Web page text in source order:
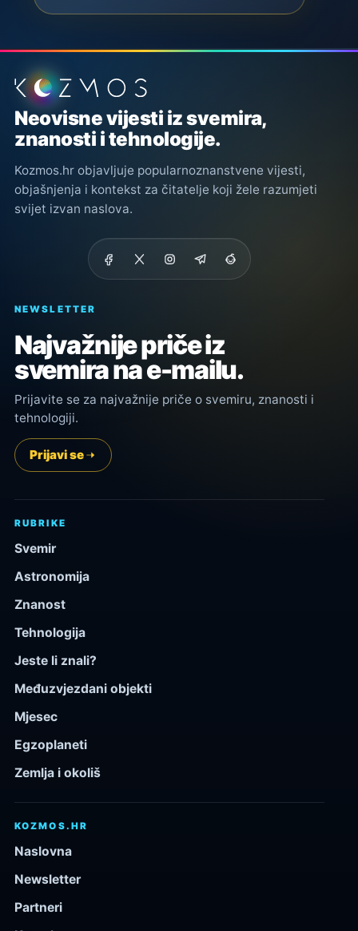
Podnožje stranice
Neovisne vijesti iz svemira,
znanosti i tehnologije.
Kozmos.hr objavljuje popularnoznanstvene vijesti,
objašnjenja i kontekst za čitatelje koji žele razumjeti
svijet izvan naslova.
NEWSLETTER
Najvažnije priče iz
svemira na e-mailu.
Prijavite se za najvažnije priče o svemiru, znanosti i
tehnologiji.
Prijavi se
RUBRIKE
Svemir
Astronomija
Znanost
Tehnologija
Jeste li znali?
Međuzvjezdani objekti
Mjesec
Egzoplaneti
Zemlja i okoliš
KOZMOS.HR
Naslovna
Newsletter
Partneri